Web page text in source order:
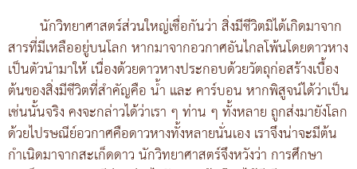
นักวิทยาศาสตร์ส่วนใหญ่เชื่อกันว่า สิ่งมีชีวิตมิได้เกิดมาจาก
สารที่มีเหลืออยู่บนโลก หากมาจากอวกาศอันไกลโพ้นโดยดาวหาง
เป็นตัวนำมาให้ เนื่องด้วยดาวหางประกอบด้วยวัตถุก่อสร้างเบื้อง
ต้นของสิ่งมีชีวิตที่สำคัญคือ น้ำ และ คาร์บอน หากพิสูจน์ได้ว่าเป็น
เช่นนั้นจริง คงจะกล่าวได้ว่าเรา ๆ ท่าน ๆ ทั้งหลาย ถูกส่งมายังโลก
ด้วยไปรษณีย์อวกาศคือดาวหางทั้งหลายนั่นเอง เราจึงน่าจะมีต้น
กำเนิดมาจากสะเก็ดดาว นักวิทยาศาสตร์จึงหวังว่า การศึกษา